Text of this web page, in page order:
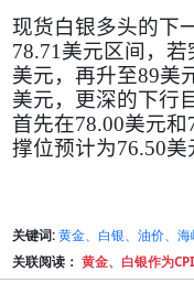
现货白银多头的下
78.71 美元区间，
美元，再升至89美
美元，更深的下行
首先在78.00美元和
撑位预计为76.50美
关键词: 黄金、白银、油价、海
关联阅读： 黄金、白银作为